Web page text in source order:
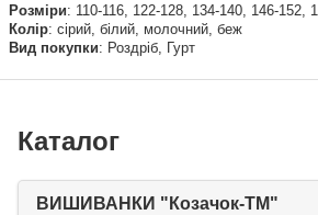
Розміри: 110-116, 122-128, 134-140, 146-152,
Колір: сірий, білий, молочний, беж
Вид покупки: Роздріб, Гурт
Каталог
ВИШИВАНКИ "Козачок-ТМ"